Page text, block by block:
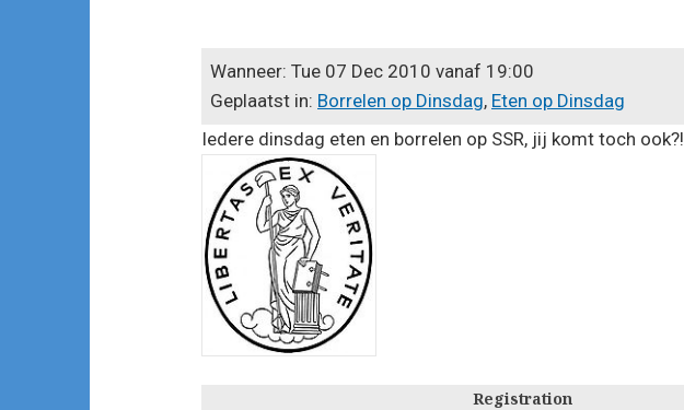
Wanneer: Tue 07 Dec 2010 vanaf 19:00
Geplaatst in: Borrelen op Dinsdag, Eten op Dinsdag
Iedere dinsdag eten en borrelen op SSR, jij komt toch ook?!
Registration